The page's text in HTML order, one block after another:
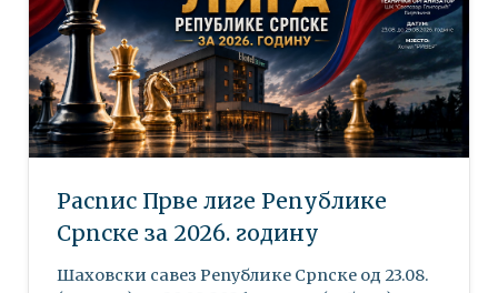
Распис Прве лиге Републике
Српске за 2026. годину
Шаховски савез Републике Српске oд 23.08.